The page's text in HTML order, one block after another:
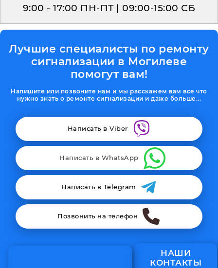
9:00 - 17:00 ПН-ПТ | 09:00-15:00 СБ
Лучшие специалисты по ремонту
сигнализации в Могилеве
помогут вам!
Напишите или позвоните нам и мы расскажем вам все что
нужно знать о ремонте сигнализации и даже больше...
Написать в Viber
Написать в WhatsApp
Написать в Telegram
Позвонить на телефон
НАШИ
КОНТАКТЫ